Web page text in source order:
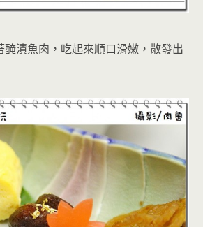
漬魚肉，吃起來順口滑嫩，散發出